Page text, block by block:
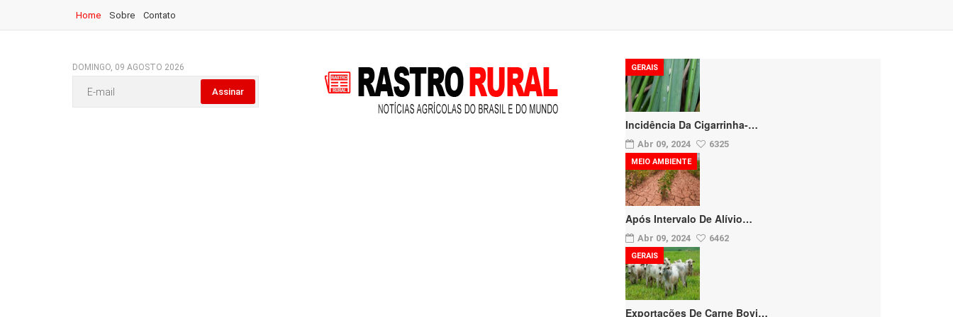
Home Sobre Contato
DOMINGO, 09 AGOSTO 2026
Incidência Da Cigarrinha-…
Abr 09, 2024 6325
GERAIS
Após Intervalo De Alívio…
Abr 09, 2024 6462
MEIO AMBIENTE
Exportações De Carne Bovi…
GERAIS